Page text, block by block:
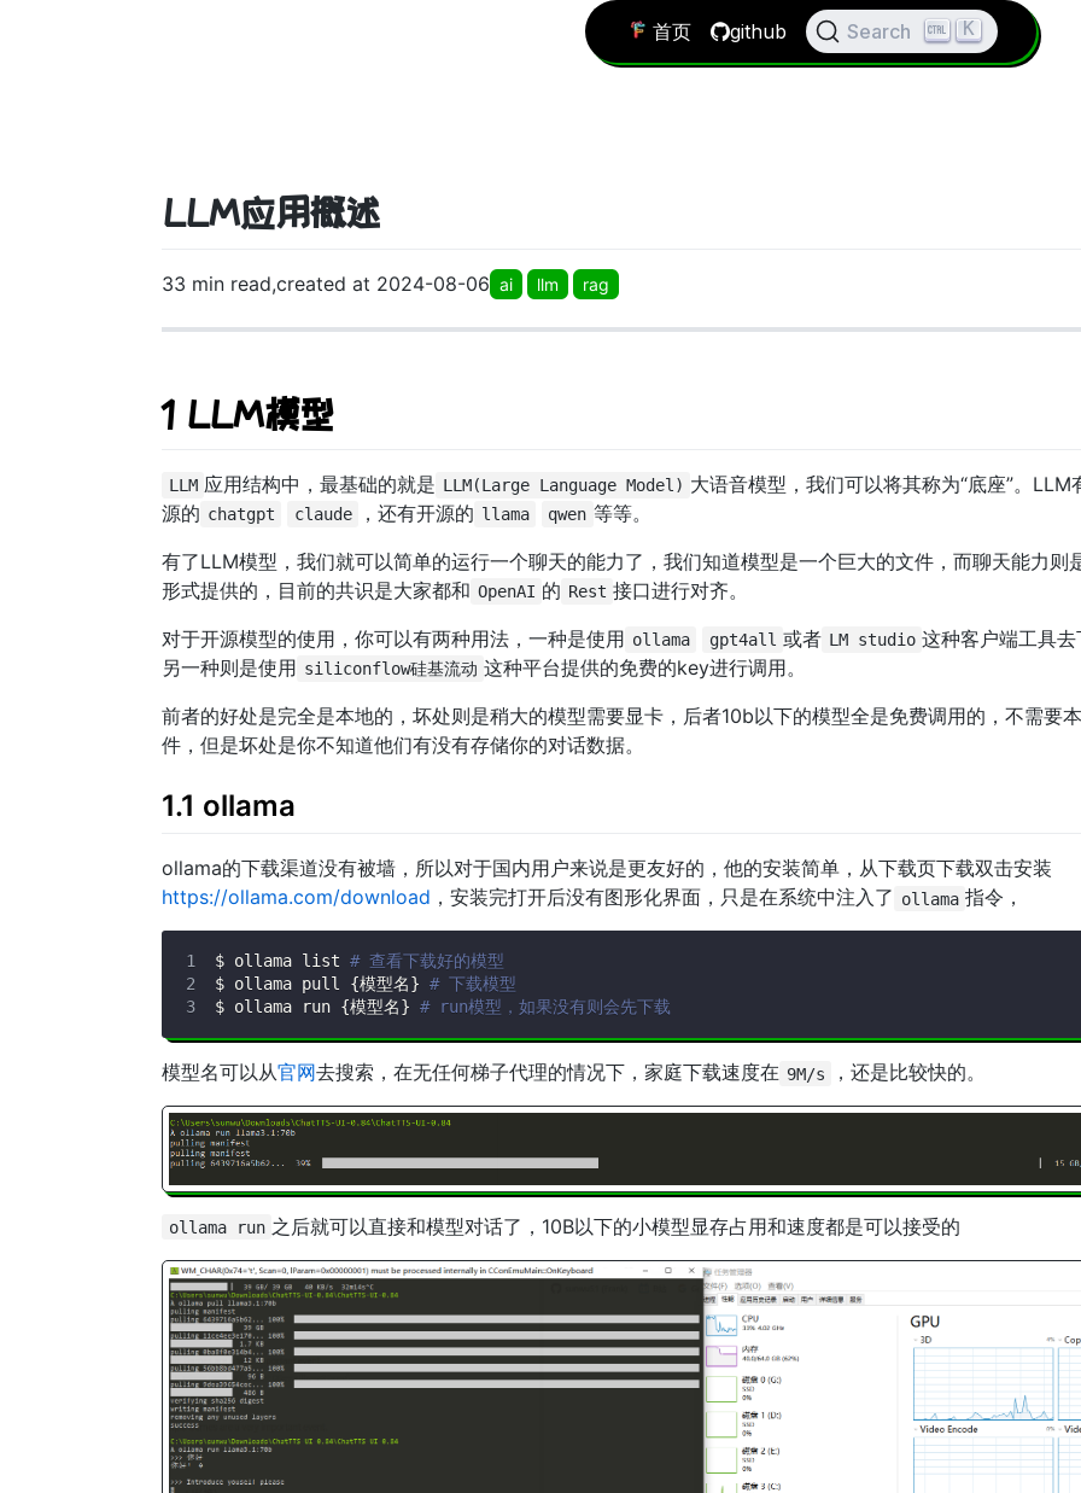
首页 github Search K
LLM应用概述
33 min read,created at 2024-08-06 ai llm rag
1 LLM模型
LLM 应用结构中，最基础的就是 LLM(Large Language Model) 大语音模型，我们可以将其称为“底座”。LLM
源的 chatgpt claude ，还有开源的 llama qwen 等等。
有了LLM模型，我们就可以简单的运行一个聊天的能力了，我们知道模型是一个巨大的文件，而聊天能力则
形式提供的，目前的共识是大家都和 OpenAI 的 Rest 接口进行对齐。
对于开源模型的使用，你可以有两种用法，一种是使用 ollama gpt4all 或者 LM studio 这种客户端工具
另一种则是使用 siliconflow硅基流动 这种平台提供的免费的key进行调用。
前者的好处是完全是本地的，坏处则是稍大的模型需要显卡，后者10b以下的模型全是免费调用的，不需要
件，但是坏处是你不知道他们有没有存储你的对话数据。
1.1 ollama
ollama的下载渠道没有被墙，所以对于国内用户来说是更友好的，他的安装简单，从下载页下载双击安装
https://ollama.com/download ，安装完打开后没有图形化界面，只是在系统中注入了 ollama 指令，
$ ollama list # 查看下载好的模型
$ ollama pull {模型名} # 下载模型
$ ollama run {模型名} # run模型，如果没有则会先下载
模型名可以从官网去搜索，在无任何梯子代理的情况下，家庭下载速度在 9M/s ，还是比较快的。
ollama run 之后就可以直接和模型对话了，10B以下的小模型显存占用和速度都是可以接受的